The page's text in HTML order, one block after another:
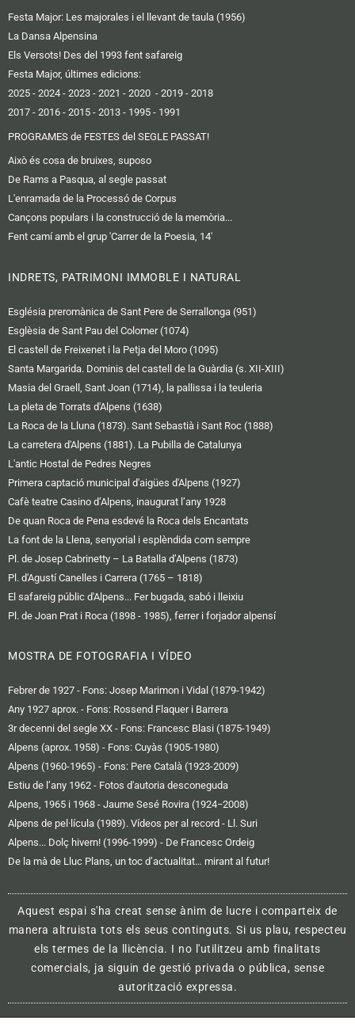
Festa Major: Les majorales i el llevant de taula (1956)
La Dansa Alpensina
Els Versots! Des del 1993 fent safareig
Festa Major, últimes edicions:
2025 - 2024 - 2023 - 2021 - 2020 - 2019 - 2018
2017 - 2016 - 2015 - 2013 - 1995 - 1991
PROGRAMES de FESTES del SEGLE PASSAT!
Això és cosa de bruixes, suposo
De Rams a Pasqua, al segle passat
L'enramada de la Processó de Corpus
Cançons populars i la construcció de la memòria...
Fent camí amb el grup 'Carrer de la Poesia, 14'
INDRETS, PATRIMONI IMMOBLE I NATURAL
Església preromànica de Sant Pere de Serrallonga (951)
Esglèsia de Sant Pau del Colomer (1074)
El castell de Freixenet i la Petja del Moro (1095)
Santa Margarida. Dominis del castell de la Guàrdia (s. XII-XIII)
Masia del Graell, Sant Joan (1714), la pallissa i la teuleria
La pleta de Torrats d'Alpens (1638)
La Roca de la Lluna (1873). Sant Sebastià i Sant Roc (1888)
La carretera d'Alpens (1881). La Pubilla de Catalunya
L'antic Hostal de Pedres Negres
Primera captació municipal d'aigües d'Alpens (1927)
Cafè teatre Casino d’Alpens, inaugurat l’any 1928
De quan Roca de Pena esdevé la Roca dels Encantats
La font de la Llena, senyorial i esplèndida com sempre
Pl. de Josep Cabrinetty – La Batalla d’Alpens (1873)
Pl. d'Agustí Canelles i Carrera (1765 – 1818)
El safareig públic d'Alpens... Fer bugada, sabó i lleixiu
Pl. de Joan Prat i Roca (1898 - 1985), ferrer i forjador alpensí
MOSTRA DE FOTOGRAFIA I VÍDEO
Febrer de 1927 - Fons: Josep Marimon i Vidal (1879-1942)
Any 1927 aprox. - Fons: Rossend Flaquer i Barrera
3r decenni del segle XX - Fons: Francesc Blasi (1875-1949)
Alpens (aprox. 1958) - Fons: Cuyàs (1905-1980)
Alpens (1960-1965) - Fons: Pere Català (1923-2009)
Estiu de l’any 1962 - Fotos d'autoria desconeguda
Alpens, 1965 i 1968 - Jaume Sesé Rovira (1924−2008)
Alpens de pel·lícula (1989). Vídeos per al record - Ll. Suri
Alpens... Dolç hivern! (1996-1999) - De Francesc Ordeig
De la mà de Lluc Plans, un toc d’actualitat… mirant al futur!
Aquest espai s'ha creat sense ànim de lucre i comparteix de
manera altruista tots els seus continguts. Si us plau, respecteu
els termes de la llicència. I no l'utilitzeu amb finalitats
comercials, ja siguin de gestió privada o pública, sense
autorització expressa.